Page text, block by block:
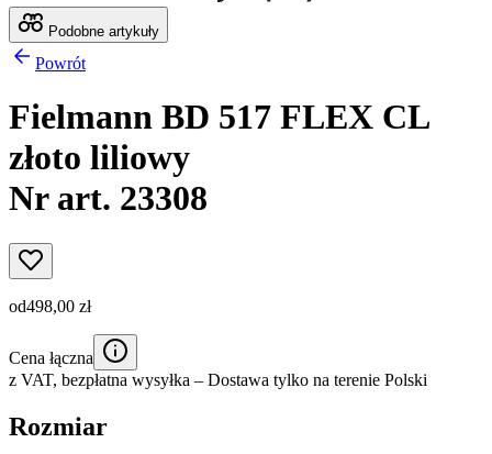
Podobne artykuły
Powrót
Fielmann BD 517 FLEX CL
złoto liliowy
Nr art. 23308
od498,00 zł
Cena łączna
z VAT, bezpłatna wysyłka – Dostawa tylko na terenie Polski
Rozmiar